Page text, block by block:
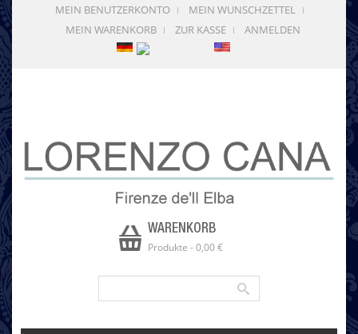
MEIN BENUTZERKONTO
MEIN WUNSCHZETTEL
MEIN WARENKORB
ZUR KASSE ANMELDEN
WARENKORB
Produkte -0,00 €